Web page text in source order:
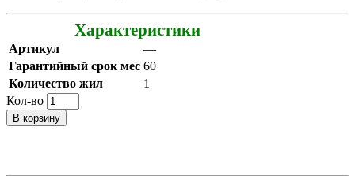
Характеристики
Артикул
—
Гарантийный срок мес 60
Количество жил
1
Кол-во
В корзину